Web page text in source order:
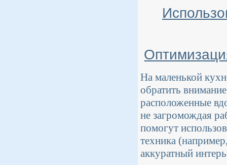
На маленькой
обратить
расположенные
не загромождая
помогут
техника
аккуратный